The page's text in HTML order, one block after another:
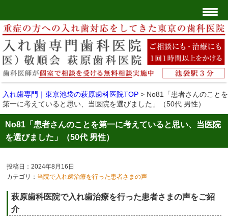
入れ歯専門｜東京池袋の萩原歯科医院TOP > No81「患者さんのことを
第一に考えていると思い、当医院を選びました」（50代 男性）
No81「患者さんのことを第一に考えていると思い、当医院
を選びました」（50代 男性）
投稿日：2024年8月16日
カテゴリ： 当院で入れ歯治療を行った患者さまの声
萩原歯科医院で入れ歯治療を行った患者さまの声をご紹
介